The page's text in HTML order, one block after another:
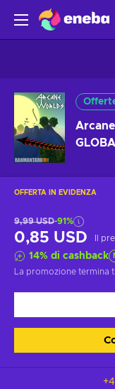
OFFERTA IN EVIDENZA
9,99 USD-91%
0,85 USD Il
14% di cashback
La promozione termina